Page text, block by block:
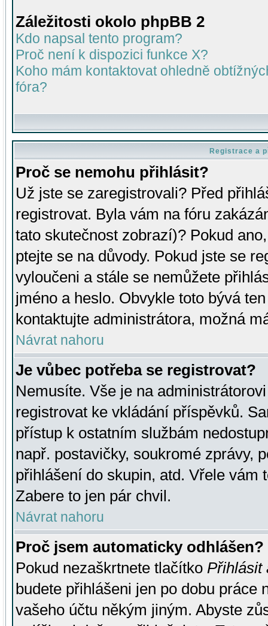
Záležitosti okolo phpBB 2
Kdo napsal tento program?
Proč není k dispozici funkce X?
Koho mám kontaktovat ohledně
fóra?
Registrace a
Proč se nemohu přihlásit?
Už jste se zaregistrovali? Před
registrovat. Byla vám na fóru
tato skutečnost zobrazí)? Pokud
ptejte se na důvody. Pokud jste se
vyloučeni a stále se nemůžete
jméno a heslo. Obvykle toto bývá
kontaktujte administrátora, možná
Návrat nahoru
Je vůbec potřeba se registrovat?
Nemusíte. Vše je na
registrovat ke vkládání příspěvků.
přístup k ostatním službám
např. postavičky, soukromé zprávy,
přihlášení do skupin, atd. Vřele vám
Zabere to jen pár chvil.
Návrat nahoru
Proč jsem automaticky odhlášen?
Pokud nezaškrtnete tlačítko Přihlásit
budete přihlášeni jen po dobu práce
vašeho účtu někým jiným. Abyste